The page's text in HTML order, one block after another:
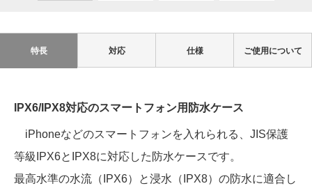
特長 対応 仕様 ご使用について
IPX6/IPX8対応のスマートフォン用防水ケース
iPhoneなどのスマートフォンを入れられる、JIS保護
等級IPX6とIPX8に対応した防水ケースです。
最高水準の水流（IPX6）と浸水（IPX8）の防水に適合し